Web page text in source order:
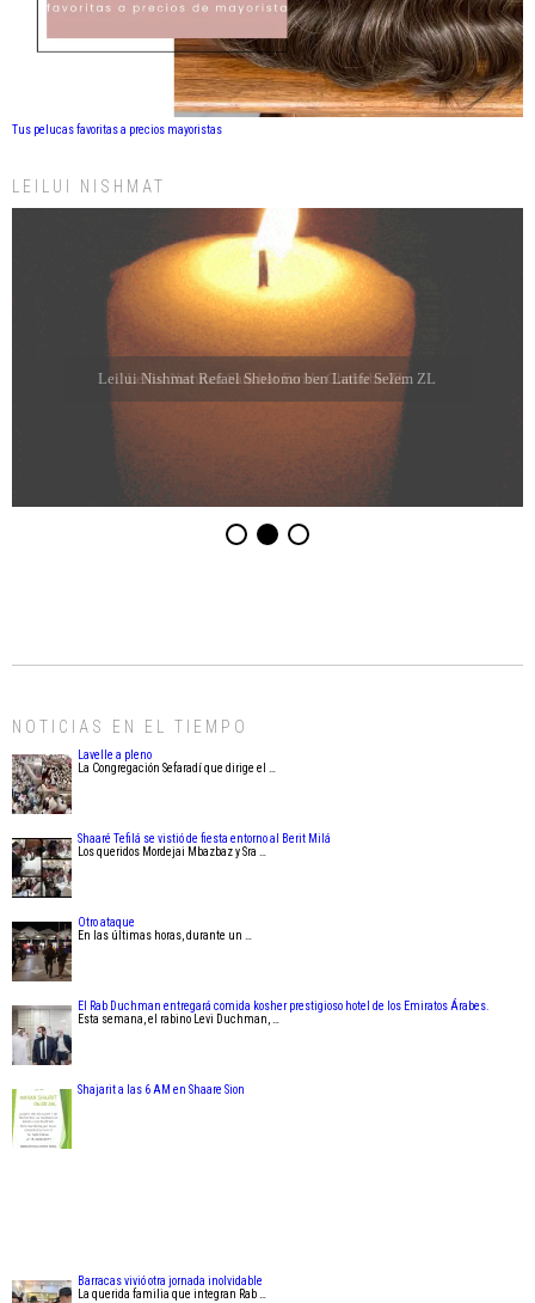
Tus pelucas favoritas a precios mayoristas
LEILUI NISHMAT
Leilui Nishmat Refael Shelomo ben Latife Selem ZL
NOTICIAS EN EL TIEMPO
Lavelle a pleno
La Congregación Sefaradí que dirige el …
Shaaré Tefilá se vistió de fiesta entorno al Berit Milá
Los queridos Mordejai Mbazbaz y Sra …
Otro ataque
En las últimas horas, durante un …
El Rab Duchman entregará comida kosher prestigioso hotel de los Emiratos Árabes.
Esta semana, el rabino Levi Duchman, …
Shajarit a las 6 AM en Shaare Sion
Barracas vivió otra jornada inolvidable
La querida familia que integran Rab …